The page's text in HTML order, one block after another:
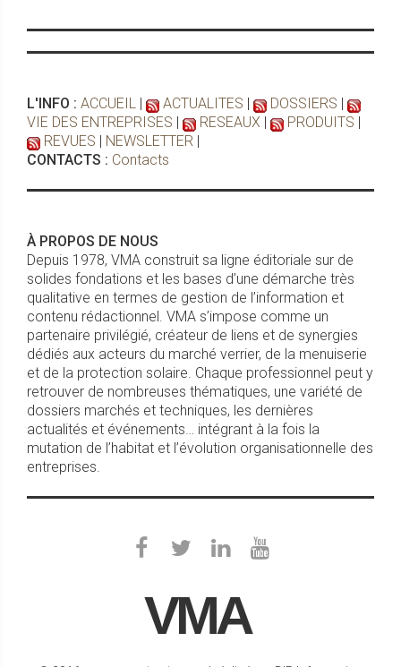
L'INFO : ACCUEIL | ACTUALITES | DOSSIERS |
VIE DES ENTREPRISES | RESEAUX | PRODUITS |
REVUES | NEWSLETTER |
CONTACTS : Contacts
À PROPOS DE NOUS
Depuis 1978, VMA construit sa ligne éditoriale sur de
solides fondations et les bases d’une démarche très
qualitative en termes de gestion de l’information et
contenu rédactionnel. VMA s’impose comme un
partenaire privilégié, créateur de liens et de synergies
dédiés aux acteurs du marché verrier, de la menuiserie
et de la protection solaire. Chaque professionnel peut y
retrouver de nombreuses thématiques, une variété de
dossiers marchés et techniques, les dernières
actualités et événements… intégrant à la fois la
mutation de l’habitat et l’évolution organisationnelle des
entreprises.
VMA